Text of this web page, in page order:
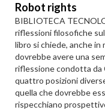
Robot rights
BIBLIOTECA
riflessioni filosofiche
libro si chiede, anche
dovrebbe avere una
riflessione condotta da
quattro posizioni
quella che dovrebbe
rispecchiano